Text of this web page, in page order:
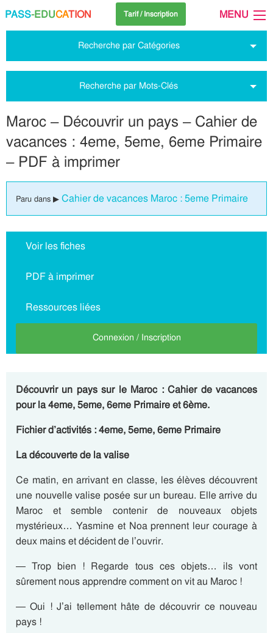
PASS-EDUCATION Tarif / Inscription MENU
Recherche par Catégories
Recherche par Mots-Clés
Maroc – Découvrir un pays – Cahier de
vacances : 4eme, 5eme, 6eme Primaire
– PDF à imprimer
Paru dans ▶ Cahier de vacances Maroc : 5eme Primaire
Voir les fiches
PDF à imprimer
Ressources liées
Connexion / Inscription
Découvrir un pays sur le Maroc : Cahier de vacances
pour la 4eme, 5eme, 6eme Primaire et 6ème.
Fichier d’activités : 4eme, 5eme, 6eme Primaire
La découverte de la valise
Ce matin, en arrivant en classe, les élèves découvrent
une nouvelle valise posée sur un bureau. Elle arrive du
Maroc et semble contenir de nouveaux objets
mystérieux… Yasmine et Noa prennent leur courage à
deux mains et décident de l’ouvrir.
— Trop bien ! Regarde tous ces objets… ils vont
sûrement nous apprendre comment on vit au Maroc !
— Oui ! J’ai tellement hâte de découvrir ce nouveau
pays !